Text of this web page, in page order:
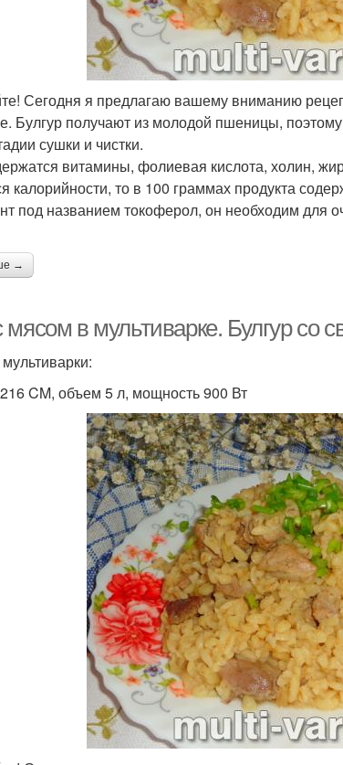
Сегодня я предлагаю вашему вниманию
Булгур получают из молодой пшеницы,
сушки и чистки.
витамины, фолиевая кислота, холин,
калорийности, то в 100 граммах продукта
под названием токоферол, он необходим для
→
мясом в мультиварке. Булгур со
CM, объем 5 л, мощность 900 Вт